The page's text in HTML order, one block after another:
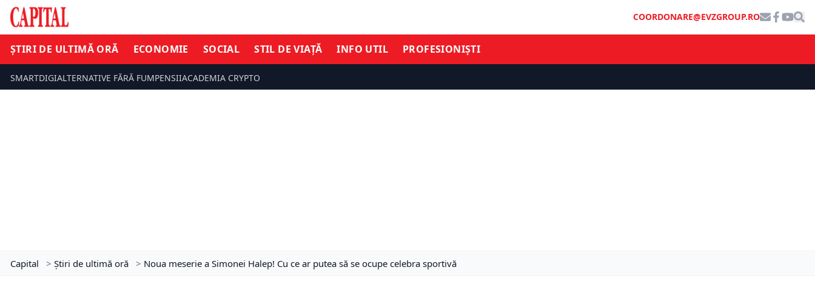
COORDONARE@EVZGROUP.RO
ȘTIRI DE ULTIMĂ ORĂ ECONOMIE SOCIAL STIL DE VIAȚĂ INFO UTIL PROFESIONIȘTI
SMARTDIGIALTERNATIVE FĂRĂ FUMPENSIIACADEMIA CRYPTO
Capital > Știri de ultimă oră > Noua meserie a Simonei Halep! Cu ce ar putea să se ocupe celebra sportivă